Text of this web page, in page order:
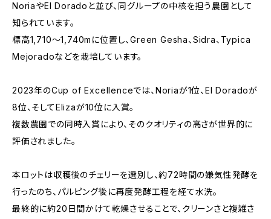
NoriaやEl Doradoと並び、同グループの中核を担う農園として
知られています。
標高1,710〜1,740mに位置し、Green Gesha、Sidra、Typica
Mejoradoなどを栽培しています。
2023年のCup of Excellenceでは、Noriaが1位、El Doradoが
8位、そしてElizaが10位に入賞。
複数農園での同時入賞により、そのクオリティの高さが世界的に
評価されました。
本ロットは収穫後のチェリーを選別し、約72時間の嫌気性発酵を
行ったのち、パルピング後に再度発酵工程を経て水洗。
最終的に約20日間かけて乾燥させることで、クリーンさと複雑さ